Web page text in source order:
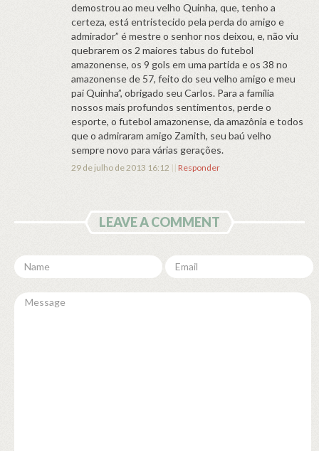
demostrou ao meu velho Quinha, que, tenho a
certeza, está entristecido pela perda do amigo e
admirador” é mestre o senhor nos deixou, e, não viu
quebrarem os 2 maiores tabus do futebol
amazonense, os 9 gols em uma partida e os 38 no
amazonense de 57, feito do seu velho amigo e meu
pai Quinha”, obrigado seu Carlos. Para a família
nossos mais profundos sentimentos, perde o
esporte, o futebol amazonense, da amazônia e todos
que o admiraram amigo Zamith, seu baú velho
sempre novo para várias gerações.
29 de julho de 2013 16:12 || Responder
LEAVE A COMMENT